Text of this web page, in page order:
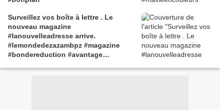
Surveillez vos boîte à lettre . Le
nouveau magazine
#lanouvelleadresse arrive.
#lemondedezazambpz #magazine
#bondereduction #avantage